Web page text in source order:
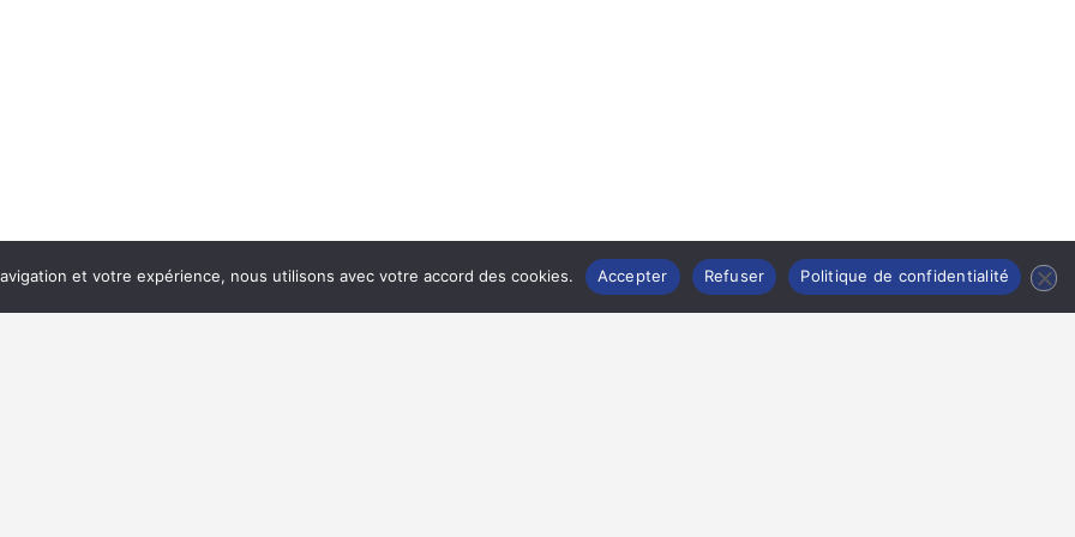
et votre expérience, nous utilisons avec votre accord des cookies. Accepter Refuser Politique de confidentialité